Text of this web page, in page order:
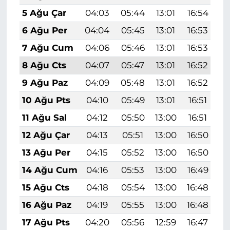
5 Ağu Çar
04:03 05:44 13:01 16:54
6 Ağu Per
04:04 05:45 13:01 16:53
7 Ağu Cum
04:06 05:46 13:01 16:53
8 Ağu Cts
04:07 05:47 13:01 16:52
9 Ağu Paz
04:09 05:48 13:01 16:52
10 Ağu Pts
04:10 05:49 13:01 16:51
11 Ağu Sal
04:12 05:50 13:00 16:51
12 Ağu Çar
04:13 05:51 13:00 16:50
13 Ağu Per
04:15 05:52 13:00 16:50
14 Ağu Cum
04:16 05:53 13:00 16:49
15 Ağu Cts
04:18 05:54 13:00 16:48
16 Ağu Paz
04:19 05:55 13:00 16:48
17 Ağu Pts
04:20 05:56 12:59 16:47